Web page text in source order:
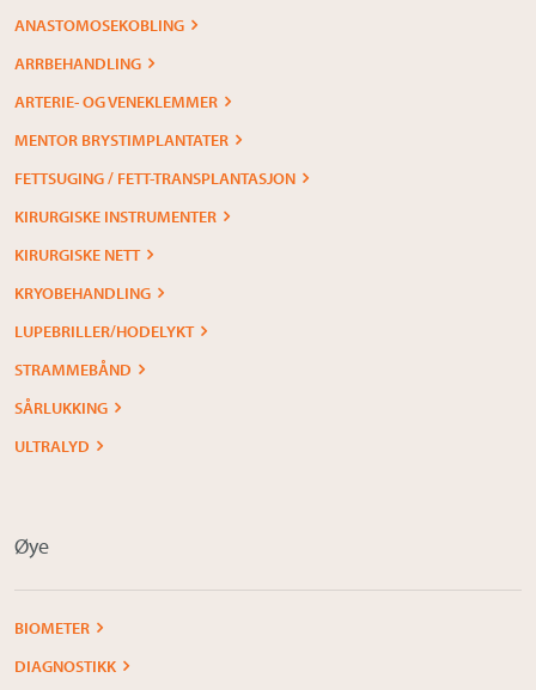
ANASTOMOSEKOBLING
ARRBEHANDLING
ARTERIE- OG VENEKLEMMER
MENTOR BRYSTIMPLANTATER
FETTSUGING / FETT-TRANSPLANTASJON
KIRURGISKE INSTRUMENTER
KIRURGISKE NETT
KRYOBEHANDLING
LUPEBRILLER/HODELYKT
STRAMMEBÅND
SÅRLUKKING
ULTRALYD
Øye
BIOMETER
DIAGNOSTIKK